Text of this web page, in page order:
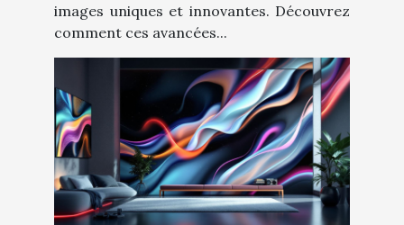
images uniques et innovantes. Découvrez
comment ces avancées...